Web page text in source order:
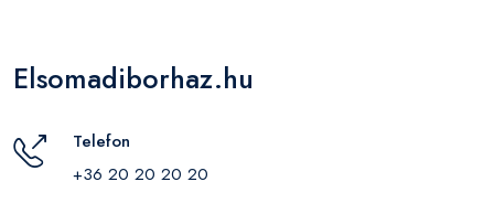
Elsomadiborhaz.hu
Telefon
+36 20 20 20 20